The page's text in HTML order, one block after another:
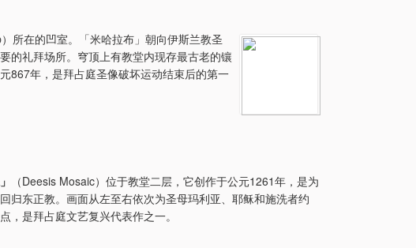
）所在的凹室。「米哈拉布」朝向伊斯兰教圣
的礼拜场所。穹顶上有教堂内现存最古老的镶
867年，是拜占庭圣像破坏运动结束后的第一
（Deesis Mosaic）位于教堂二层，它创作于公元1261年，是为
归东正教。画面从左至右依次为圣母玛利亚、耶稣和施洗者约
，是拜占庭文艺复兴代表作之一。